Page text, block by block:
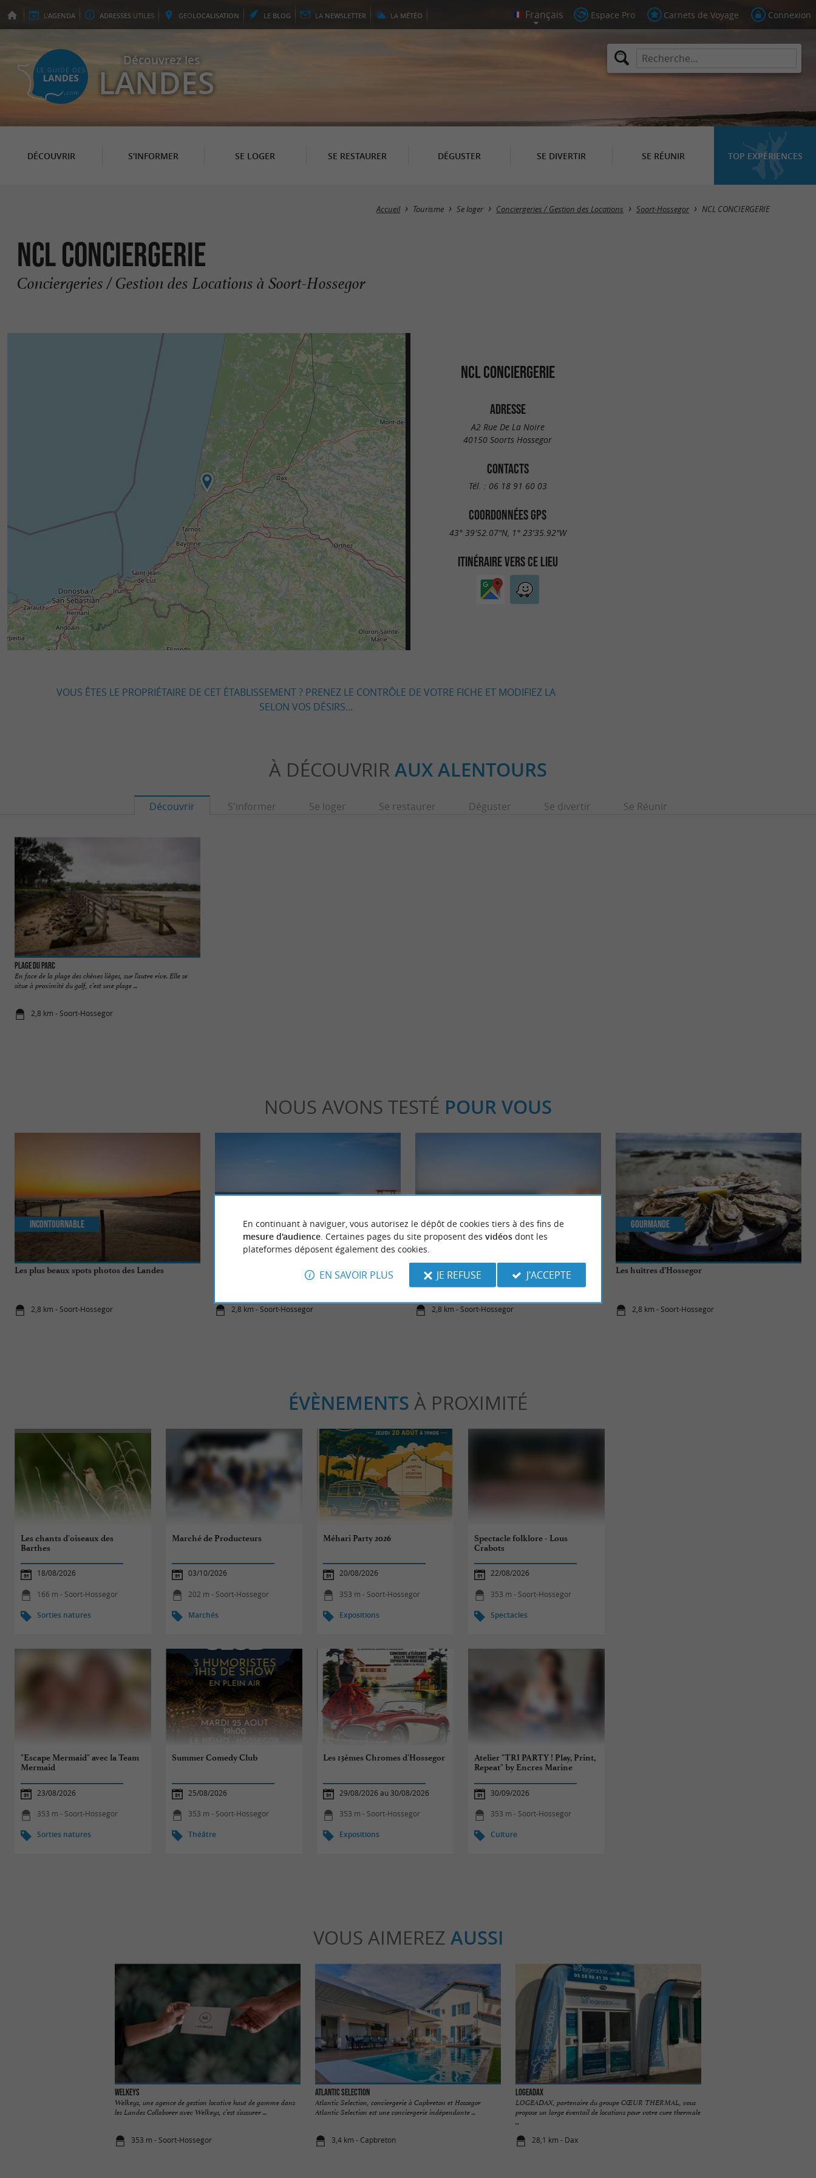
L'AGENDA ADRESSES UTILES GEOLOCALISATION LE BLOG LA NEWSLETTER LA MÉTÉO Espace Pro Carnets de Voyage Connexion
Découvrez les
LANDES
DÉCOUVRIR S'INFORMER SE LOGER SE RESTAURER DÉGUSTER SE DIVERTIR SE RÉUNIR TOP EXPÉRIENCES
Accueil Tourisme Se loger Conciergeries / Gestion des Locations Soort-Hossegor NCL CONCIERGERIE
NCL CONCIERGERIE
Conciergeries / Gestion des Locations à Soort-Hossegor
NCL CONCIERGERIE
ADRESSE
A2 Rue De La Noire
40150 Soorts Hossegor
CONTACTS
Tél. : 06 18 91 60 03
COORDONNÉES GPS
43° 39'52.07"N, 1° 23'35.92"W
ITINÉRAIRE VERS CE LIEU
VOUS ÊTES LE PROPRIÉTAIRE DE CET ÉTABLISSEMENT ? PRENEZ LE CONTRÔLE DE VOTRE FICHE ET MODIFIEZ LA
SELON VOS DÉSIRS...
À DÉCOUVRIR AUX ALENTOURS
Découvrir S'informer Se loger Se restaurer Déguster Se divertir Se Réunir
Plage du Parc
En face de la plage des chênes lièges, sur l’autre rive. Elle se
situe à proximité du golf, c’est une plage ...
2,8 km - Soort-Hossegor
NOUS AVONS TESTÉ POUR VOUS
Les plus beaux spots photos des Landes
2,8 km - Soort-Hossegor
Incontournable
Les meilleures stations balnéaires landaises
2,8 km - Soort-Hossegor
Détente
Les meilleures plages d’Hossegor
2,8 km - Soort-Hossegor
Incontournable
Les huîtres d’Hossegor
2,8 km - Soort-Hossegor
Gourmande
ÉVÈNEMENTS À PROXIMITÉ
Les chants d'oiseaux des
Barthes
18/08/2026
166 m - Soort-Hossegor
Sorties natures
Marché de Producteurs
03/10/2026
202 m - Soort-Hossegor
Marchés
Méhari Party 2026
20/08/2026
353 m - Soort-Hossegor
Expositions
Spectacle folklore - Lous
Crabots
22/08/2026
353 m - Soort-Hossegor
Spectacles
"Escape Mermaid" avec la Team
Mermaid
23/08/2026
353 m - Soort-Hossegor
Sorties natures
Summer Comedy Club
25/08/2026
353 m - Soort-Hossegor
Théâtre
Les 13èmes Chromes d'Hossegor
29/08/2026 au 30/08/2026
353 m - Soort-Hossegor
Expositions
Atelier "TRI PARTY ! Play, Print,
Repeat" by Encres Marine
30/09/2026
353 m - Soort-Hossegor
Culture
VOUS AIMEREZ AUSSI
Welkeys
Welkeys, une agence de gestion locative haut de gamme dans
les Landes Collaborer avec Welkeys, c’est s’assurer ...
353 m - Soort-Hossegor
Atlantic Selection
Atlantic Selection, conciergerie à Capbreton et Hossegor
Atlantic Selection est une conciergerie indépendante ...
3,4 km - Capbreton
LOGEADAX
LOGEADAX, partenaire du groupe CŒUR THERMAL, vous
propose un large éventail de locations pour votre cure thermale
...
28,1 km - Dax
En continuant à naviguer, vous autorisez le dépôt de cookies tiers à des fins de
mesure d'audience. Certaines pages du site proposent des vidéosdont les
plateformes déposent également des cookies.
EN SAVOIR PLUS JE REFUSE J'ACCEPTE